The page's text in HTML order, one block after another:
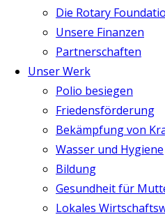
Die Rotary
Unsere Finanzen
Partnerschaften
Unser Werk
Polio besiegen
Friedensförderung
Bekämpfung von
Wasser und Hygiene
Bildung
Gesundheit für
Lokales